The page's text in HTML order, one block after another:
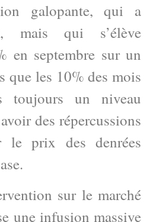
galopante, qui a
mais qui s’élève
en septembre sur un
que les 10% des mois
toujours un niveau
des répercussions
le prix des denrées
sur le marché
une infusion massive